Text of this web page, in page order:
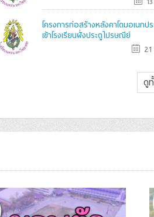
โครงการก่อสร้างหลังคาโดมอเนกป
เข้าโรงเรียนฝั่งประตูไปรษณีย์
ดู